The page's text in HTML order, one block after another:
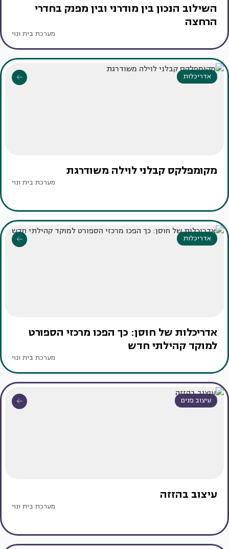
השילוב הנכון בין מודרני ובין מפנק בחדרי
הרחצה
מערכת בית ונוי
אדריכלות
מקומפלקס קבלני לוילה משודרגת
מערכת בית ונוי
אדריכלות
אדריכלות של חוסן: כך הפכו מרכזי הספורט
למוקד קהילתי חדש
מערכת בית ונוי
עיצוב פנים
עיצוב בהזזה
מערכת בית ונוי